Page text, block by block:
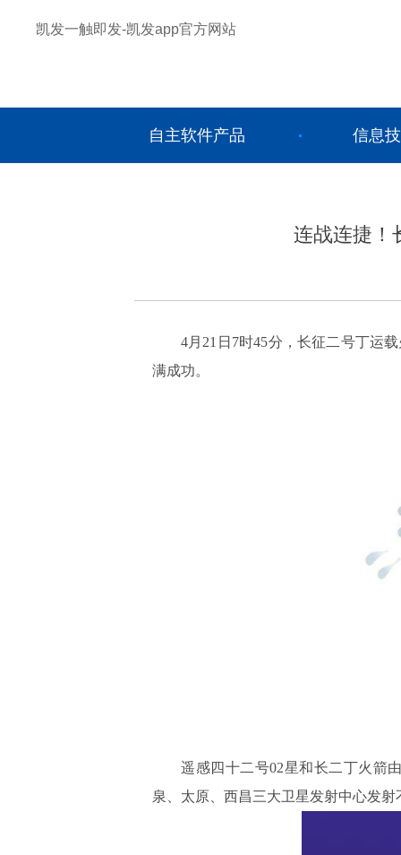
凯发一触即发-凯发app官方网站
自主软件产品 信息
连战连捷！
4月21日7时45分，长征二号丁运
满成功。
遥感四十二号02星和长二丁火箭
泉、太原、西昌三大卫星发射中心发